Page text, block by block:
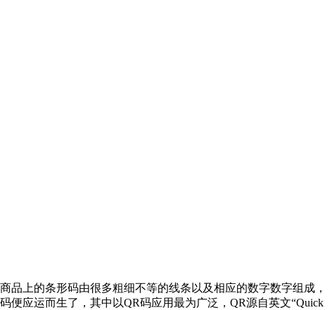
上的条形码由很多粗细不等的线条以及相应的数字数字组成，
应运而生了，其中以QR码应用最为广泛，QR源自英文“Quick